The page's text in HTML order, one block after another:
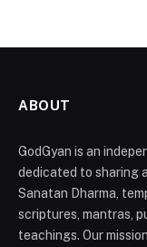
ABOUT
GodGyan is an
dedicated to sharing
Sanatan Dharma,
scriptures, mantras,
teachings. Our